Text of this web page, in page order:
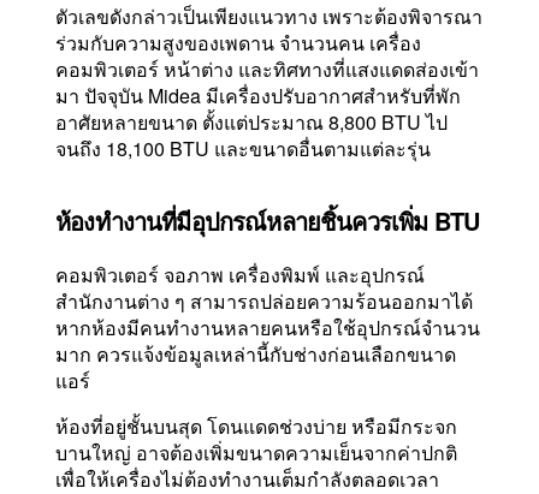
ตัวเลขดังกล่าวเป็นเพียงแนวทาง เพราะต้องพิจารณา
ร่วมกับความสูงของเพดาน จำนวนคน เครื่อง
คอมพิวเตอร์ หน้าต่าง และทิศทางที่แสงแดดส่องเข้า
มา ปัจจุบัน Midea มีเครื่องปรับอากาศสำหรับที่พัก
อาศัยหลายขนาด ตั้งแต่ประมาณ 8,800 BTU ไป
จนถึง 18,100 BTU และขนาดอื่นตามแต่ละรุ่น
ห้องทำงานที่มีอุปกรณ์หลายชิ้นควรเพิ่ม BTU
คอมพิวเตอร์ จอภาพ เครื่องพิมพ์ และอุปกรณ์
สำนักงานต่าง ๆ สามารถปล่อยความร้อนออกมาได้
หากห้องมีคนทำงานหลายคนหรือใช้อุปกรณ์จำนวน
มาก ควรแจ้งข้อมูลเหล่านี้กับช่างก่อนเลือกขนาด
แอร์
ห้องที่อยู่ชั้นบนสุด โดนแดดช่วงบ่าย หรือมีกระจก
บานใหญ่ อาจต้องเพิ่มขนาดความเย็นจากค่าปกติ
เพื่อให้เครื่องไม่ต้องทำงานเต็มกำลังตลอดเวลา